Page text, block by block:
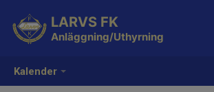
Kalender
LARVS FK
Anläggning/Uthyrning